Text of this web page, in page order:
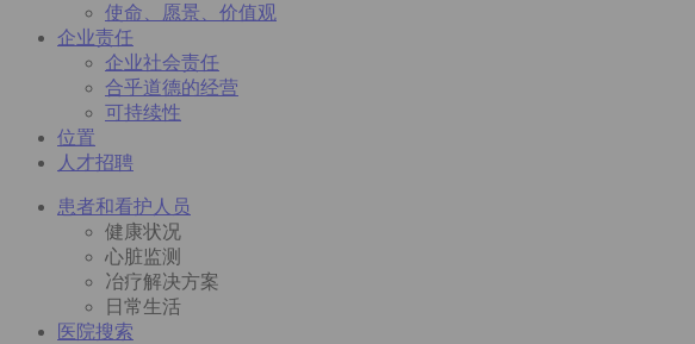
使命、愿景、价值观
企业责任
企业社会责任
合乎道德的经营
可持续性
位置
人才招聘
患者和看护人员
健康状况
心脏监测
冶疗解决方案
日常生活
医院搜索